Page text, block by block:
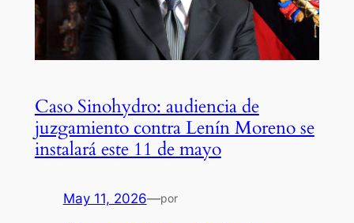
Caso Sinohydro: audiencia de
juzgamiento contra Lenín Moreno se
instalará este 11 de mayo
May 11, 2026—por